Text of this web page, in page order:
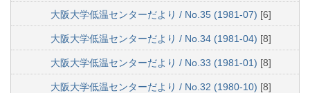
大阪大学低温センターだより / No.35 (1981-07) [6]
大阪大学低温センターだより / No.34 (1981-04) [8]
大阪大学低温センターだより / No.33 (1981-01) [8]
大阪大学低温センターだより / No.32 (1980-10) [8]